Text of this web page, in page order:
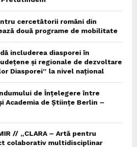
cercetătorii români din
două programe de mobilitate
includerea diasporei în
și regionale de dezvoltare
Diasporei” la nivel național
de Înțelegere între
Academia de Științe Berlin –
// „CLARA – Artă pentru
colaborativ multidisciplinar